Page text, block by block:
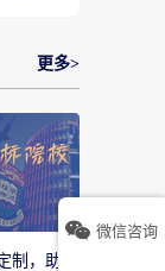
更多>
制，助
微信咨询